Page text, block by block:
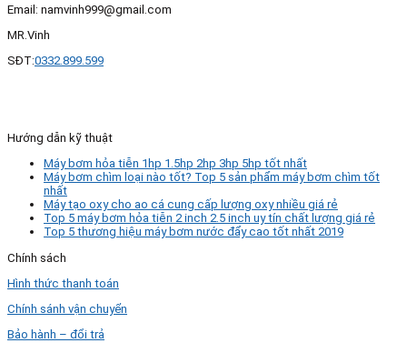
Email: namvinh999@gmail.com
MR.Vinh
SĐT:0332.899.599
Hướng dẫn kỹ thuật
Máy bơm hỏa tiễn 1hp 1.5hp 2hp 3hp 5hp tốt nhất
Máy bơm chìm loại nào tốt? Top 5 sản phẩm máy bơm chìm tốt
nhất
Máy tạo oxy cho ao cá cung cấp lượng oxy nhiều giá rẻ
Top 5 máy bơm hỏa tiễn 2 inch 2.5 inch uy tín chất lượng giá rẻ
Top 5 thương hiệu máy bơm nước đẩy cao tốt nhất 2019
Chính sách
Hình thức thanh toán
Chính sánh vận chuyển
Bảo hành – đổi trả